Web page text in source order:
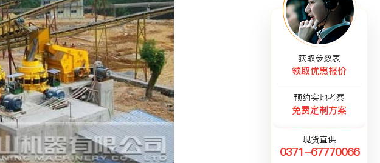
获取参数表
领取优惠报价
预约实地考察
免费定制方案
现货直供
0371-67770066